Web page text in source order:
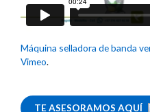
Máquina selladora de banda
Vimeo.
TE ASESORAMOS AQUÍ